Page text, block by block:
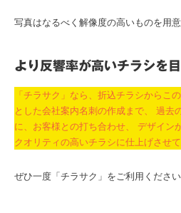
写真はなるべく解像度の高いものを用意
より反響率が高いチラシを
「チラサク」なら、折込チラシからこ
とした会社案内名刺の作成まで、 過去
に、お客様との打ち合わせ、 デザイン
クオリティの高いチラシに仕上げさせて
ぜひ一度「チラサク」をご利用ください